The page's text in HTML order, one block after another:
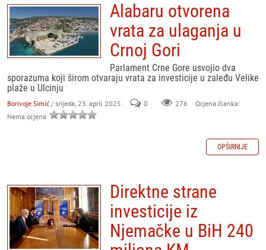
Alabaru otvorena
vrata za ulaganja u
Crnoj Gori
Parlament Crne Gore usvojio dva
sporazuma koji širom otvaraju vrata za investicije u zaleđu Velike
plaže u Ulcinju
Borivoje Simić / srijeda, 23. april 2025. 0 276
Ocjena članka:
Nema ocjena
OPŠIRNIJE
Direktne strane
investicije iz
Njemačke u BiH 240